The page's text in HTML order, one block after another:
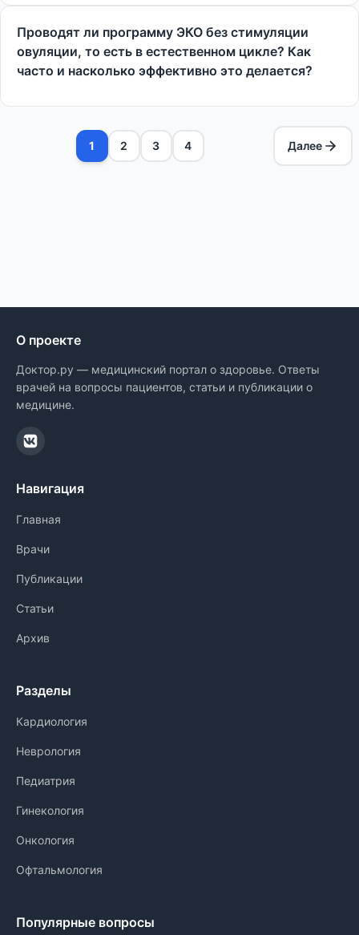
Проводят ли программу ЭКО без стимуляции
овуляции, то есть в естественном цикле? Как
часто и насколько эффективно это делается?
1 2 3 4 Далее
О проекте
Доктор.ру — медицинский портал о здоровье. Ответы
врачей на вопросы пациентов, статьи и публикации о
медицине.
Навигация
Главная
Врачи
Публикации
Статьи
Архив
Разделы
Кардиология
Неврология
Педиатрия
Гинекология
Онкология
Офтальмология
Популярные вопросы